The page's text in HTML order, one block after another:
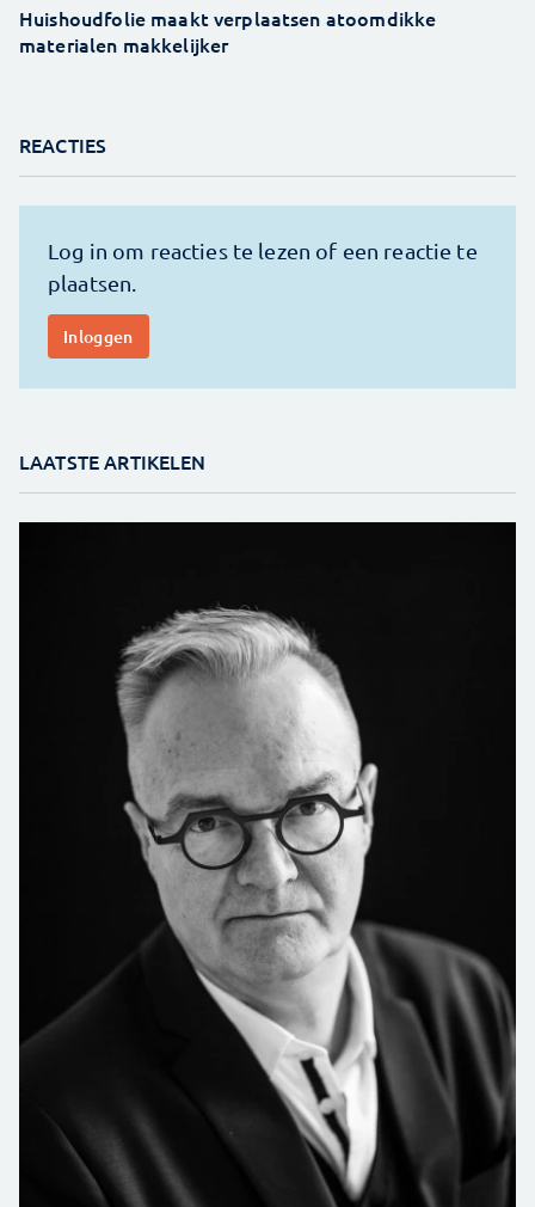
Huishoudfolie maakt verplaatsen atoomdikke
materialen makkelijker
REACTIES
LAATSTE ARTIKELEN